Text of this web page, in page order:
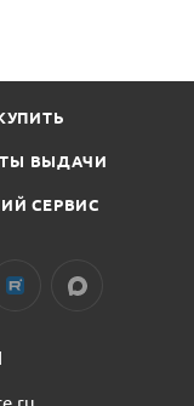
ВЫДАЧИ
СЕРВИС